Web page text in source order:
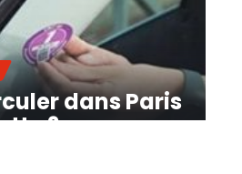
dans Paris
?